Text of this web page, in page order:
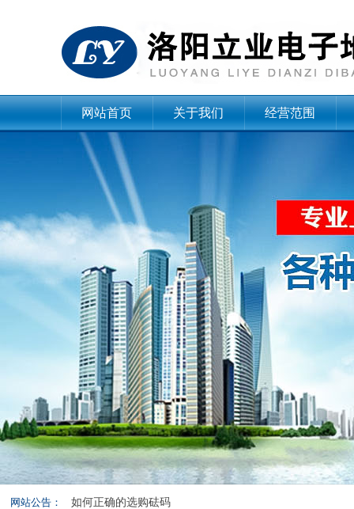
网站首页 关于我们 经营范围
网站公告：
关于地磅皮重和准确度的测试
称重传感器在地磅中发挥的重要作用
如何选购一台合适的电子地磅
如何正确的选购砝码